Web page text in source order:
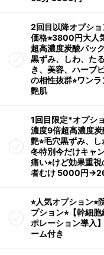
2回目以降オプシ
価格⭐︎3800円大人
超高濃度炭酸パック
黒ずみ、しわ、た
き、美容、ハーブ
の相性抜群⭐︎ワン
艶肌
1回目限定*オプシ
濃度9倍超高濃度炭
艶⭐︎毛穴黒ずみ、
冬特別今だけキャ
痛い⭐︎けど効果重
者むけ 5000円
⭐︎人気オプション⭐︎
プション⭐︎【幹細
ポレーション導入
ーム付き